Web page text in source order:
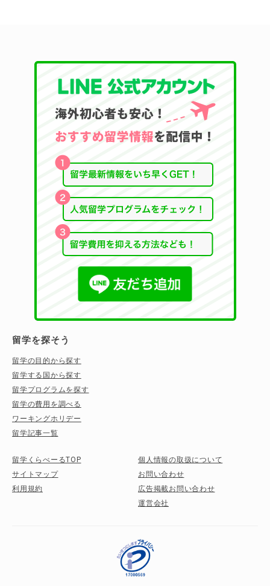
留学を探そう
留学の目的から探す
留学する国から探す
留学プログラムを探す
留学の費用を調べる
ワーキングホリデー
留学記事一覧
留学くらべーるTOP
サイトマップ
利用規約
個人情報の取扱について
お問い合わせ
広告掲載お問い合わせ
運営会社